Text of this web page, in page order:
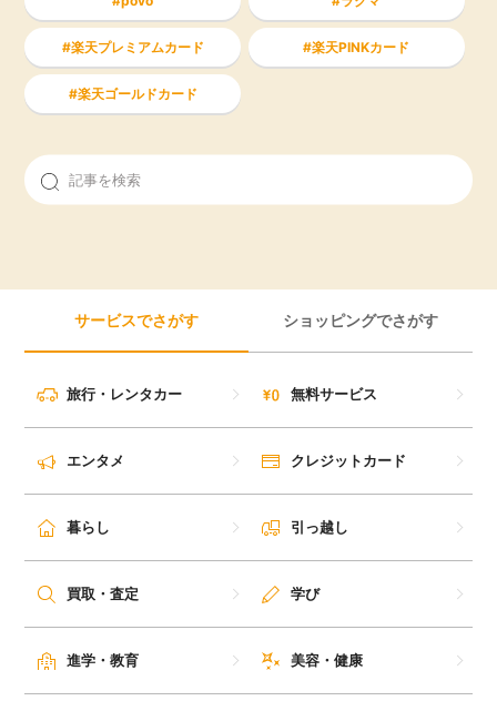
楽天プレミアムカード 楽天PINKカード
楽天ゴールドカード
サービスでさがす ショッピングでさがす
旅行・レンタカー 無料サービス
エンタメ クレジットカード
暮らし 引っ越し
買取・査定 学び
進学・教育 美容・健康